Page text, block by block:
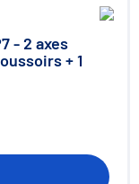
- 2 axes
+ 1